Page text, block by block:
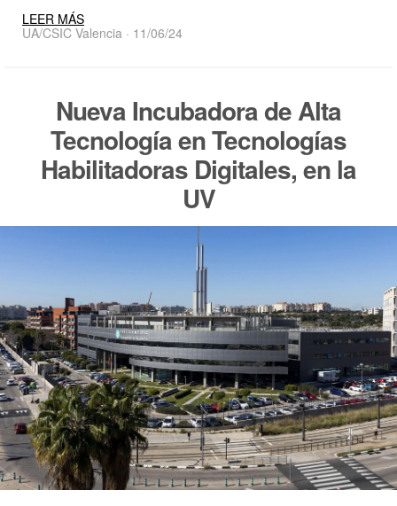
LEER MÁS
UA/CSIC Valencia · 11/06/24
Nueva Incubadora de Alta
Tecnología en Tecnologías
Habilitadoras Digitales, en la
UV